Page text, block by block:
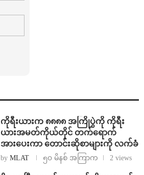
ကိုရီးယားက ၈၈၈၈ အကြိုပွဲကို ကိုရီး
ယားအမတ်ကိုယ်တိုင် တက်ရောက်
အားပေးကာ တောင်းဆိုစာများကို လက်ခံ
by MLAT ၅၀ မိနစ် အကြာက 2 views